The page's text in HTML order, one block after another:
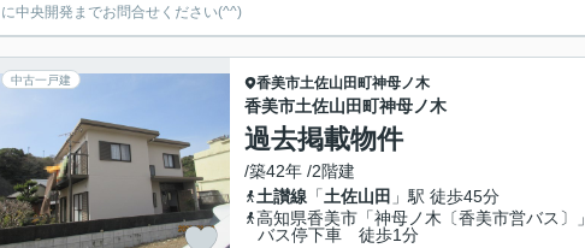
に中央開発までお問合せください(^^)
中古一戸建 香美市土佐山田町神母ノ木
香美市土佐山田町神母ノ木
過去掲載物件
/築42年 /2階建
土讃線 「土佐山田 」駅 徒歩45分
高知県香美市「神母ノ木〔香美市営バス〕」
バス停下車 徒歩1分